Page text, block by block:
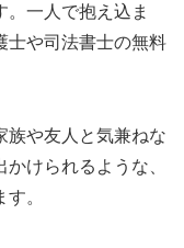
。一人で抱え込ま
士や司法書士の無料
族や友人と気兼ねな
けられるような、
。